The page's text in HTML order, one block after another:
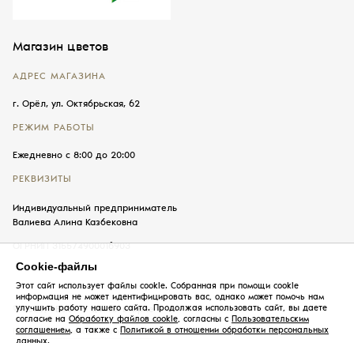
Магазин цветов
АДРЕС МАГАЗИНА
г. Орёл, ул. Октябрьская, 62
РЕЖИМ РАБОТЫ
Ежедневно с 8:00 до 20:00
РЕКВИЗИТЫ
Индивидуальный предприниматель
Валиева Алина Казбековна
© 2026, «Б&В» — цветы в Орле
Пользовательское соглашение
Cookie-файлы
Этот сайт использует файлы cookie. Собранная при помощи cookie
информация не может идентифицировать вас, однако может помочь нам
улучшить работу нашего сайта. Продолжая использовать сайт, вы даете
согласие на Обработку файлов cookie, согласны с Пользовательским
соглашением, а также с Политикой в отношении обработки персональных